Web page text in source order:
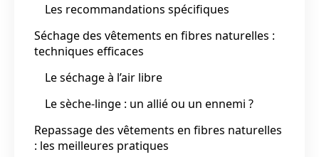
Les recommandations spécifiques
Séchage des vêtements en fibres naturelles :
techniques efficaces
Le séchage à l’air libre
Le sèche-linge : un allié ou un ennemi ?
Repassage des vêtements en fibres naturelles
: les meilleures pratiques